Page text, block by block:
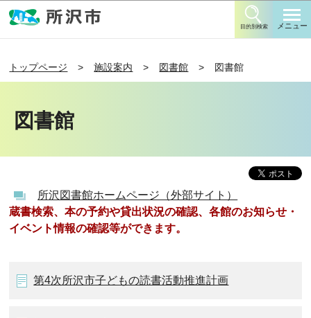
目的別検索 メニュー
トップページ 施設案内 図書館 図書館
図書館
所沢図書館ホームページ（外部サイト）
蔵書検索、本の予約や貸出状況の確認、各館のお知らせ・
イベント情報の確認等ができます。
第4次所沢市子どもの読書活動推進計画